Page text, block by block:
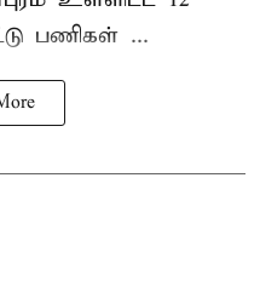
பணிகள் ...